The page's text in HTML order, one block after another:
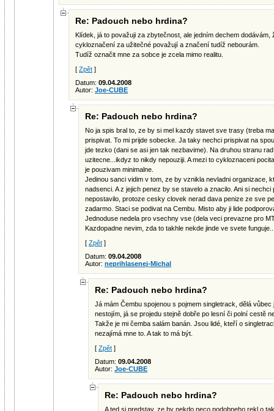
Re: Padouch nebo hrdina?
Klídek, já to považuji za zbytečnost, ale jedním dechem
cykloznačení za užitečné považují a značení tudíž nebourám.
Tudíž označit mne za sobce je zcela mimo realitu.
[ Zpět ]
Datum: 09.04.2008
Autor: Joe-CUBE
Re: Padouch nebo hrdina?
No ja spis bral to, ze by si mel kazdy stavet sve trasy (treba
prispivat. To mi prijde sobecke. Ja taky nechci prispivat na
jde tezko (dani se asi jen tak nezbavime). Na druhou stranu
uzitecne...ikdyz to nikdy nepouziji. A mezi to cykloznaceni
je pouzivam minimalne.
Jedinou sanci vidim v tom, ze by vznikla nevladni organizace,
nadsenci. A z jejich penez by se stavelo a znacilo. Ani si
nepostavilo, protoze cesky clovek nerad dava penize ze sve
zadarmo. Staci se podivat na Cembu. Misto aby ji lide
Jednoduse nedela pro vsechny vse (dela veci prevazne pro
Kazdopadne nevim, zda to takhle nekde jinde ve svete
[ Zpět ]
Datum: 09.04.2008
Autor: neprihlasenej-Michal
Re: Padouch nebo hrdina?
Já mám Čembu spojenou s pojmem singletrack, dělá
nestojím, já se projedu stejně dobře po lesní či polní cestě
Takže je mi čemba salám banán. Jsou lidé, kteří o
nezajímá mne to. A tak to má být.
[ Zpět ]
Datum: 09.04.2008
Autor: Joe-CUBE
Re: Padouch nebo hrdina?
A ted si predstav, ze by nekdo neco podobneho rekl o